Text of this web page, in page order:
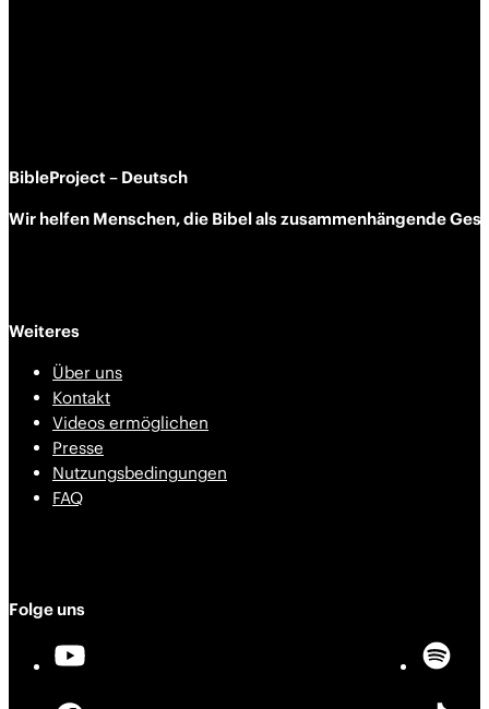
BibleProject – Deutsch
Wir helfen Menschen, die Bibel als zusammen­hängende
Weiteres
Über uns
Kontakt
Videos ermöglichen
Presse
Nutzungsbedingungen
FAQ
Folge uns